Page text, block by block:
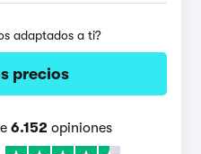
adaptados a ti?
precios
6.152 opiniones